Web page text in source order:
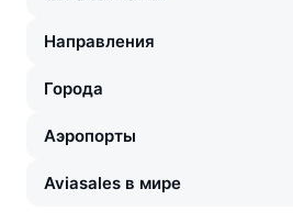
Направления
Города
Аэропорты
Aviasales в мире